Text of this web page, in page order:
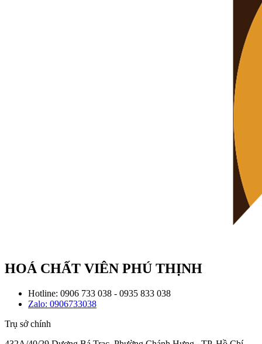
HOÁ CHẤT VIÊN PHÚ THỊNH
Hotline: 0906 733 038 - 0935 833 038
Zalo: 0906733038
Trụ sở chính